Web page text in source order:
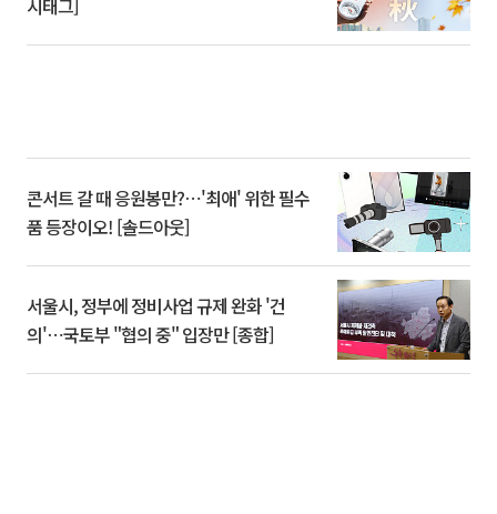
시태그]
콘서트 갈 때 응원봉만?⋯'최애' 위한 필수
품 등장이오! [솔드아웃]
서울시, 정부에 정비사업 규제 완화 '건
의'⋯국토부 "협의 중" 입장만 [종합]